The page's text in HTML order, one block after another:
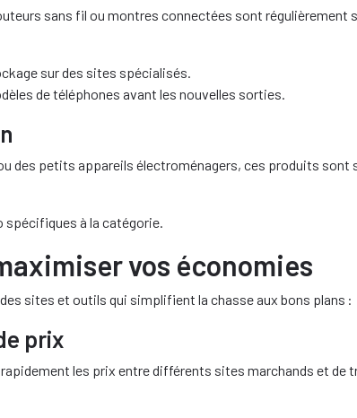
sans fil ou montres connectées sont régulièrement
sur des sites spécialisés.
de téléphones avant les nouvelles sorties.
des petits appareils électroménagers, ces produits sont
spécifiques à la catégorie.
vos économies
sites et outils qui simplifient la chasse aux bons plans :
prix
les prix entre différents sites marchands et de